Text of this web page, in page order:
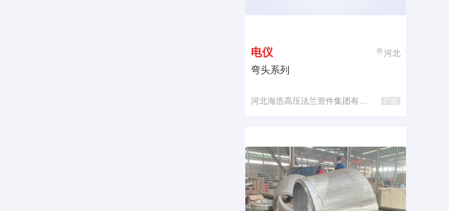
电仪 河北
弯头系列
河北海浩高压法兰管件集团有限公司 广告